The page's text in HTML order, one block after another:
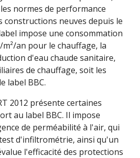
normes de performance
neuves depuis le
impose une consommation
an pour le chauffage, la
d'eau chaude sanitaire,
de chauffage, soit les
label BBC.
2012 présente certaines
au label BBC. Il impose
de perméabilité à l'air, qui
d'infiltrométrie, ainsi qu'un
l'efficacité des protections